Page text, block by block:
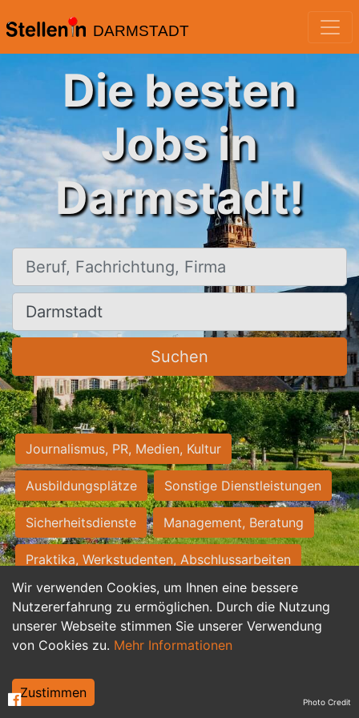
DARMSTADT
Wir verwenden Cookies, um Ihnen eine bessere
Nutzererfahrung zu ermöglichen. Durch die Nutzung
unserer Webseite stimmen Sie unserer Verwendung
von Cookies zu. Mehr Informationen
Zustimmen
Die besten
Jobs in
Darmstadt!
Beruf, Fachrichtung, Firma
Ort, Stadt
Suchen
Journalismus, PR, Medien, Kultur
Ausbildungsplätze Sonstige Dienstleistungen
Sicherheitsdienste Management, Beratung
Praktika, Werkstudenten, Abschlussarbeiten
Personalwesen Assistenz, Sekretariat
Hilfskräfte, Aushilfs- und Nebenjobs
Weiterbildung, Studium, duale Ausbildung Photo Credit